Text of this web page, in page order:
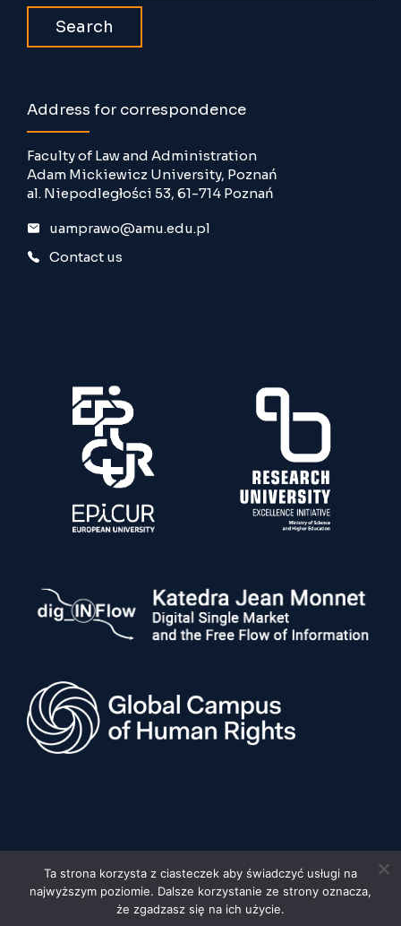
Address for correspondence
Faculty of Law and Administration
Adam Mickiewicz University, Poznań
al. Niepodległości 53, 61-714 Poznań
uamprawo@amu.edu.pl
Contact us
© 2026 Uniwersytet im. Adama Mickiewicza w Poznaniu, Wydział
Prawa i Administracji •Privacy policy•Deklaracja dostępności
Ta strona korzysta z ciasteczek aby świadczyć usługi na
najwyższym poziomie. Dalsze korzystanie ze strony oznacza,
że zgadzasz się na ich użycie.